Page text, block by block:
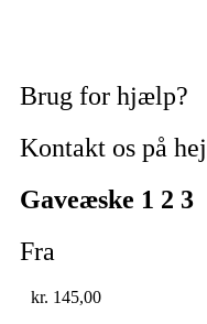
Brug for hjælp?
Kontakt os på
Gaveæske 1 2 3
Fra
kr. 145,00